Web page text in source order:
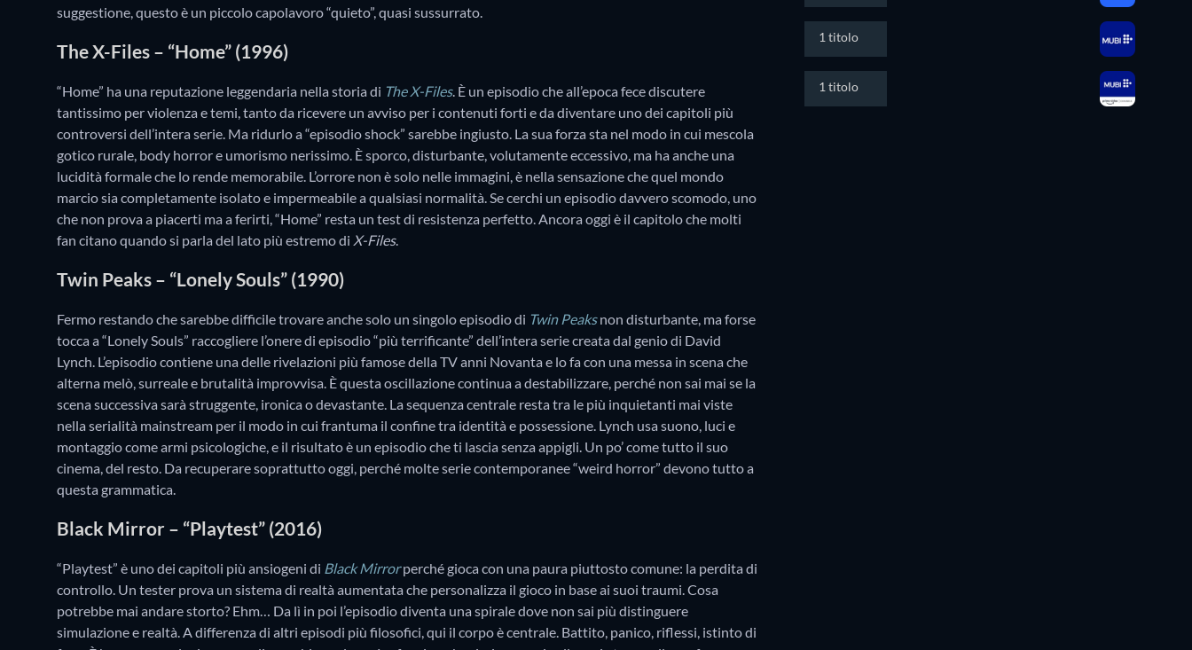
suggestione, questo è un piccolo capolavoro “quieto”, quasi sussurrato.
The X-Files – “Home” (1996)
“Home” ha una reputazione leggendaria nella storia di The X-Files. È un episodio che all’epoca fece discutere
tantissimo per violenza e temi, tanto da ricevere un avviso per i contenuti forti e da diventare uno dei capitoli più
controversi dell’intera serie. Ma ridurlo a “episodio shock” sarebbe ingiusto. La sua forza sta nel modo in cui mescola
gotico rurale, body horror e umorismo nerissimo. È sporco, disturbante, volutamente eccessivo, ma ha anche una
lucidità formale che lo rende memorabile. L’orrore non è solo nelle immagini, è nella sensazione che quel mondo
marcio sia completamente isolato e impermeabile a qualsiasi normalità. Se cerchi un episodio davvero scomodo, uno
che non prova a piacerti ma a ferirti, “Home” resta un test di resistenza perfetto. Ancora oggi è il capitolo che molti
fan citano quando si parla del lato più estremo di X-Files.
Twin Peaks – “Lonely Souls” (1990)
Fermo restando che sarebbe difficile trovare anche solo un singolo episodio di Twin Peaksnon disturbante, ma forse
tocca a “Lonely Souls” raccogliere l’onere di episodio “più terrificante” dell’intera serie creata dal genio di David
Lynch. L’episodio contiene una delle rivelazioni più famose della TV anni Novanta e lo fa con una messa in scena che
alterna melò, surreale e brutalità improvvisa. È questa oscillazione continua a destabilizzare, perché non sai mai se la
scena successiva sarà struggente, ironica o devastante. La sequenza centrale resta tra le più inquietanti mai viste
nella serialità mainstream per il modo in cui frantuma il confine tra identità e possessione. Lynch usa suono, luci e
montaggio come armi psicologiche, e il risultato è un episodio che ti lascia senza appigli. Un po’ come tutto il suo
cinema, del resto. Da recuperare soprattutto oggi, perché molte serie contemporanee “weird horror” devono tutto a
questa grammatica.
Black Mirror – “Playtest” (2016)
“Playtest” è uno dei capitoli più ansiogeni di Black Mirrorperché gioca con una paura piuttosto comune: la perdita di
controllo. Un tester prova un sistema di realtà aumentata che personalizza il gioco in base ai suoi traumi. Cosa
potrebbe mai andare storto? Ehm… Da lì in poi l’episodio diventa una spirale dove non sai più distinguere
simulazione e realtà. A differenza di altri episodi più filosofici, qui il corpo è centrale. Battito, panico, riflessi, istinto di
1 titolo
1 titolo